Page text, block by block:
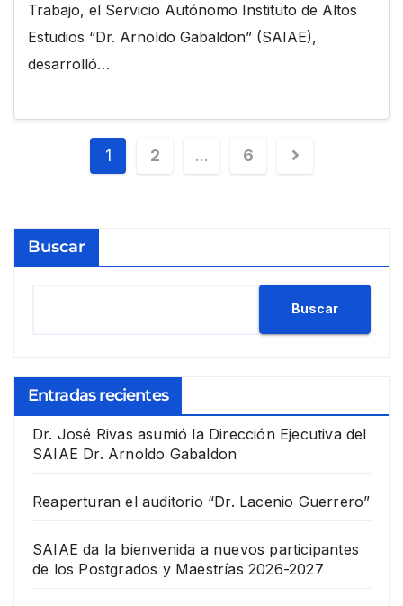
Trabajo, el Servicio Autónomo Instituto de Altos
Estudios “Dr. Arnoldo Gabaldon” (SAIAE),
desarrolló…
1 2 … 6
Buscar
Buscar
Entradas recientes
Dr. José Rivas asumió la Dirección Ejecutiva del
SAIAE Dr. Arnoldo Gabaldon
Reaperturan el auditorio “Dr. Lacenio Guerrero”
SAIAE da la bienvenida a nuevos participantes
de los Postgrados y Maestrías 2026-2027